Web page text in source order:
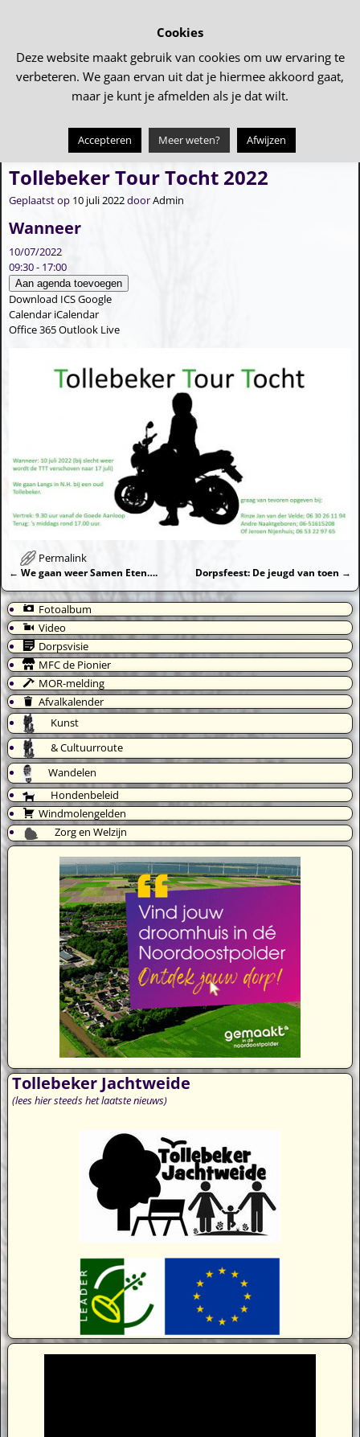
Bericht navigatie
We gaan weer Samen Eten…. Dorpsfeest: De jeugd van toen
Tollebeker Tour Tocht 2022
Geplaatst op 10 juli 2022doorAdmin
Wanneer
10/07/2022
09:30 - 17:00
Aan agenda toevoegen
Download ICSGoogle
Calendar iCalendar
Office 365Outlook Live
Permalink
← We gaan weer Samen Eten…. Dorpsfeest: De jeugd van toen →
Fotoalbum
Video
Dorpsvisie
MFC de Pionier
MOR-melding
Afvalkalender
Kunst
& Cultuurroute
Wandelen
Hondenbeleid
Windmolengelden
Zorg en Welzijn
Tollebeker Jachtweide
(lees hier steeds het laatste nieuws)
Cookies
Deze website maakt gebruik van cookies om uw ervaring te
verbeteren. We gaan ervan uit dat je hiermee akkoord gaat,
maar je kunt je afmelden als je dat wilt.
Accepteren Meer weten? Afwijzen